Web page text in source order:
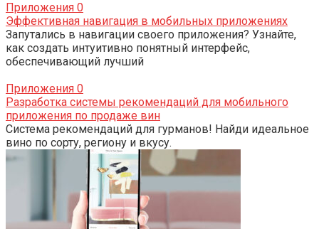
Приложения 0
Эффективная навигация в мобильных приложениях
Запутались в навигации своего приложения? Узнайте,
как создать интуитивно понятный интерфейс,
обеспечивающий лучший
Приложения 0
Разработка системы рекомендаций для мобильного
приложения по продаже вин
Система рекомендаций для гурманов! Найди идеальное
вино по сорту, региону и вкусу.